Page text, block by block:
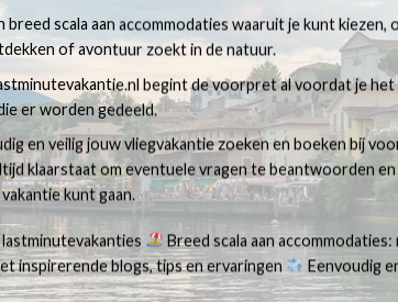
breed scala aan accommodaties waaruit je kunt
of avontuur zoekt in de natuur.
begint de voorpret al voordat je
er worden gedeeld.
en veilig jouw vliegvakantie zoeken en boeken bij
klaarstaat om eventuele vragen te beantwoorden
kunt gaan.
Breed scala aan
inspirerende blogs, tips en ervaringen
Eenvoudig